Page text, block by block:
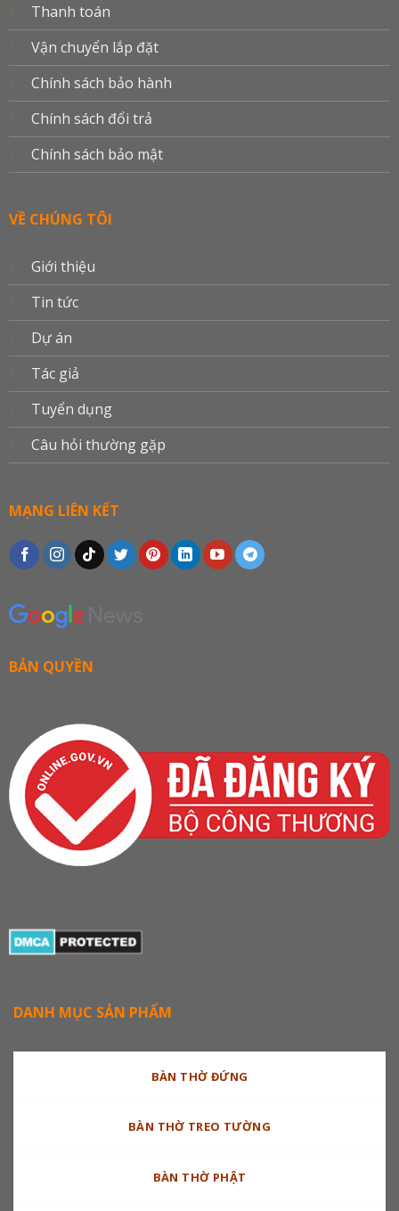
Thanh toán
Vận chuyển lắp đặt
Chính sách bảo hành
Chính sách đổi trả
Chính sách bảo mật
VỀ CHÚNG TÔI
Giới thiệu
Tin tức
Dự án
Tác giả
Tuyển dụng
Câu hỏi thường gặp
MẠNG LIÊN KẾT
BẢN QUYỀN
DANH MỤC SẢN PHẨM
BÀN THỜ ĐỨNG
BÀN THỜ TREO TƯỜNG
BÀN THỜ PHẬT